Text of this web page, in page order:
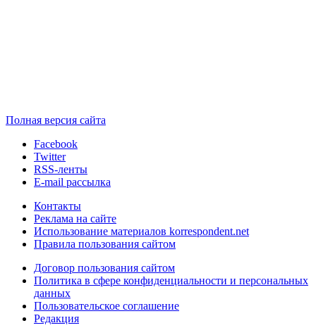
Полная версия сайта
Facebook
Twitter
RSS-ленты
E-mail рассылка
Контакты
Реклама на сайте
Использование материалов korrespondent.net
Правила пользования сайтом
Договор пользования сайтом
Политика в сфере конфиденциальности и персональных
данных
Пользовательское соглашение
Редакция